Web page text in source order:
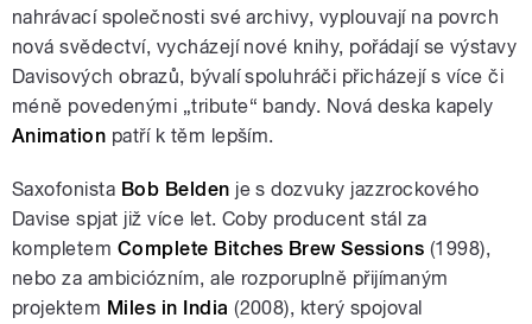
nahrávací společnosti své archivy, vyplouvají na povrch
nová svědectví, vycházejí nové knihy, pořádají se výstavy
Davisových obrazů, bývalí spoluhráči přicházejí s více či
méně povedenými „tribute“ bandy. Nová deska kapely
Animation patří k těm lepším.
Saxofonista Bob Belden je s dozvuky jazzrockového
Davise spjat již více let. Coby producent stál za
kompletem Complete Bitches Brew Sessions (1998),
nebo za ambiciózním, ale rozporuplně přijímaným
projektem Miles in India (2008), který spojoval